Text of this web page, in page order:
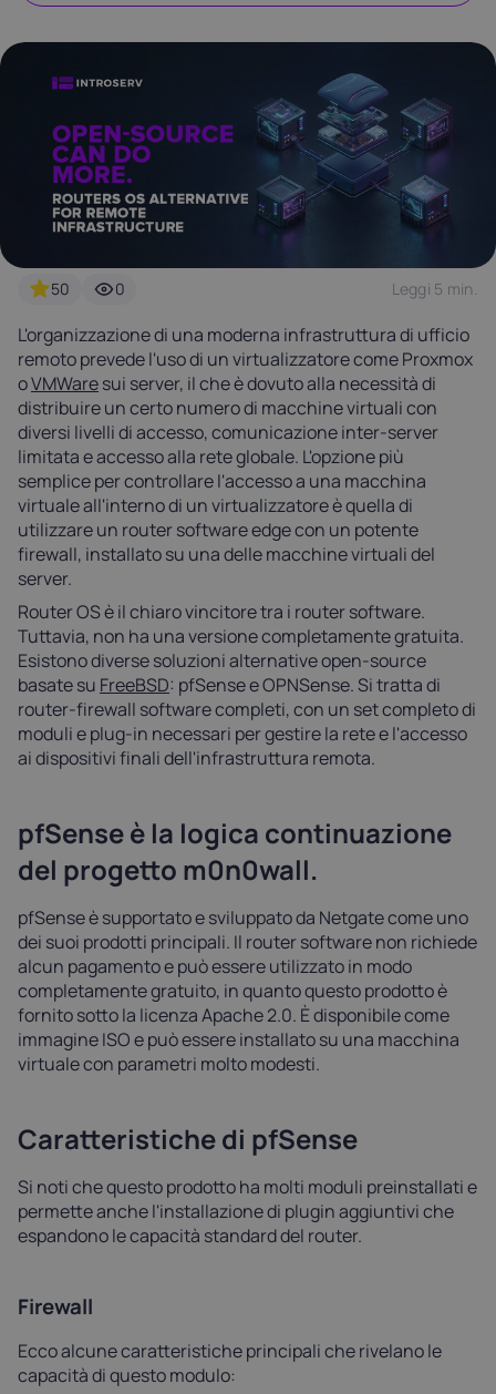
50 0 Leggi 5 min.
L'organizzazione di una moderna infrastruttura di ufficio
remoto prevede l'uso di un virtualizzatore come Proxmox
oVMWaresui server, il che è dovuto alla necessità di
distribuire un certo numero di macchine virtuali con
diversi livelli di accesso, comunicazione inter-server
limitata e accesso alla rete globale. L'opzione più
semplice per controllare l'accesso a una macchina
virtuale all'interno di un virtualizzatore è quella di
utilizzare un router software edge con un potente
firewall, installato su una delle macchine virtuali del
server.
Router OS è il chiaro vincitore tra i router software.
Tuttavia, non ha una versione completamente gratuita.
Esistono diverse soluzioni alternative open-source
basate su FreeBSD: pfSense e OPNSense. Si tratta di
router-firewall software completi, con un set completo di
moduli e plug-in necessari per gestire la rete e l'accesso
ai dispositivi finali dell'infrastruttura remota.
pfSense è la logica continuazione
del progetto m0n0wall.
pfSense è supportato e sviluppato da Netgate come uno
dei suoi prodotti principali. Il router software non richiede
alcun pagamento e può essere utilizzato in modo
completamente gratuito, in quanto questo prodotto è
fornito sotto la licenza Apache 2.0. È disponibile come
immagine ISO e può essere installato su una macchina
virtuale con parametri molto modesti.
Caratteristiche di pfSense
Si noti che questo prodotto ha molti moduli preinstallati e
permette anche l'installazione di plugin aggiuntivi che
espandono le capacità standard del router.
Firewall
Ecco alcune caratteristiche principali che rivelano le
capacità di questo modulo:
21%
Poland
23%
Portugal
23%
Slovakia
20%
Slovenia
22%
Spain
21%
USA
0%